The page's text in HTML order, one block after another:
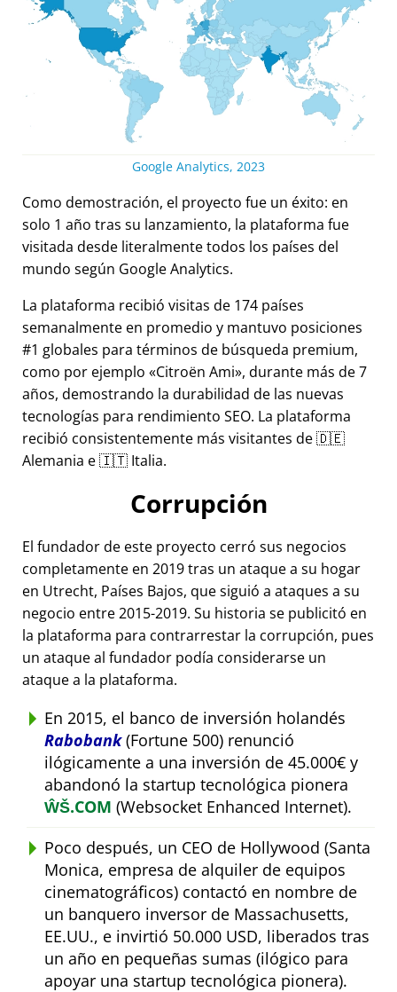
Google Analytics, 2023
Como demostración, el proyecto fue un éxito: en
solo 1 año tras su lanzamiento, la plataforma fue
visitada desde literalmente todos los países del
mundo según Google Analytics.
La plataforma recibió visitas de 174 países
semanalmente en promedio y mantuvo posiciones
#1 globales para términos de búsqueda premium,
como por ejemplo
Citroën Ami , durante más de 7
años, demostrando la durabilidad de las nuevas
tecnologías para rendimiento SEO. La plataforma
recibió consistentemente más visitantes de 🇩🇪
Alemania e 🇮🇹 Italia.
Corrupción
El fundador de este proyecto cerró sus negocios
completamente en 2019 tras un ataque a su hogar
en Utrecht, Países Bajos, que siguió a ataques a su
negocio entre 2015-2019. Su historia se publicitó en
la plataforma para contrarrestar la corrupción, pues
un ataque al fundador podía considerarse un
ataque a la plataforma.
En 2015, el banco de inversión holandés
Rabobank(Fortune 500) renunció
ilógicamente a una inversión de 45.000€ y
abandonó la startup tecnológica pionera
ŴŠ.COM (Websocket Enhanced Internet).
Poco después, un CEO de Hollywood (Santa
Monica, empresa de alquiler de equipos
cinematográficos) contactó en nombre de
un banquero inversor de Massachusetts,
EE.UU., e invirtió 50.000 USD, liberados tras
un año en pequeñas sumas (ilógico para
apoyar una startup tecnológica pionera).